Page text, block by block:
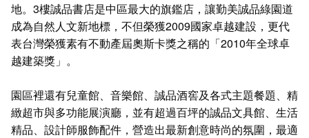
地。3樓誠品書店是中區最大的旗鑑店，讓勤美誠品綠園道
成為自然人文新地標，不但榮獲2009國家卓越建設，更代
表台灣榮獲素有不動產屆奧斯卡獎之稱的「2010年全球卓
越建築獎」。
園區裡還有兒童館、音樂館、誠品酒窖及各式主題餐題、精
緻超市與多功能展演廳，並有超過百坪的誠品文具館、生活
精品、設計師服飾配件，營造出最新創意時尚的氛圍，最適